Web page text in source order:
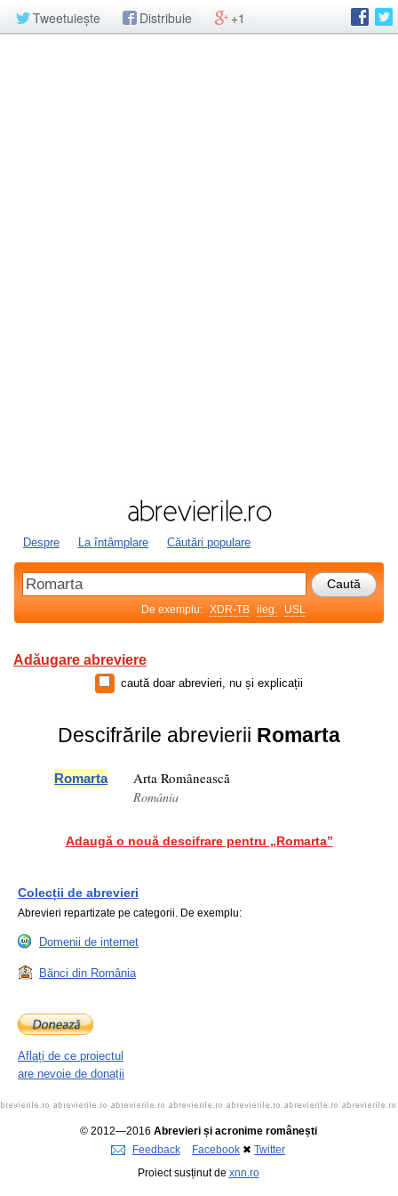
Tweetuiește Distribuie +1
Despre La întâmplare Căutări populare
De exemplu: XDR-TB ileg. USL
Adăugare abreviere
caută doar abrevieri, nu și explicații
Descifrările abrevierii Romarta
Romarta Arta Românească
România
Adaugă o nouă descifrare pentru „Romarta”
Colecții de abrevieri
Abrevieri repartizate pe categorii. De exemplu:
Domenii de internet
Bănci din România
Aflați de ce proiectul
are nevoie de donații
© 2012—2016 Abrevieri și acronime românești
Feedback
Facebook ✖ Twitter
Proiect susținut de xnn.ro